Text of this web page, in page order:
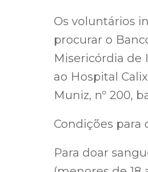
Os voluntários
procurar o
Misericórdia de
ao Hospital
Muniz, nº 200,
Condições para
Para doar